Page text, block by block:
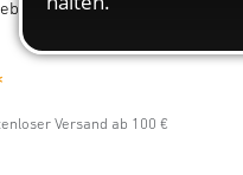
Versand ab 100 €